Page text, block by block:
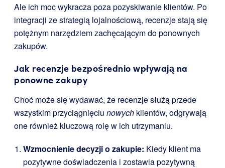
Ale ich moc wykracza poza pozyskiwanie klientów. Po
integracji ze strategią lojalnościową, recenzje stają się
potężnym narzędziem zachęcającym do ponownych
zakupów.
Jak recenzje bezpośrednio wpływają na
ponowne zakupy
Choć może się wydawać, że recenzje służą przede
wszystkim przyciągnięciu nowych klientów, odgrywają
one również kluczową rolę w ich utrzymaniu.
Wzmocnienie decyzji o zakupie: Kiedy klient ma
pozytywne doświadczenia i zostawia pozytywną